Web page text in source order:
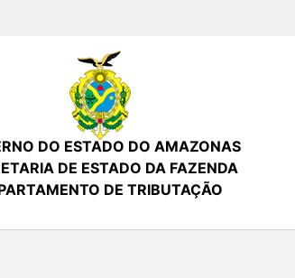
DO ESTADO DO AMAZONAS
DE ESTADO DA FAZENDA
DE TRIBUTAÇÃO